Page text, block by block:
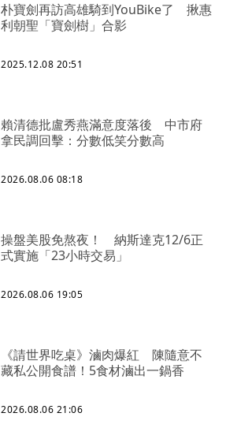
朴寶劍再訪高雄騎到YouBike了 揪惠
利朝聖「寶劍樹」合影
2025.12.08 20:51
賴清德批盧秀燕滿意度落後 中市府
拿民調回擊：分數低笑分數高
2026.08.06 08:18
操盤美股免熬夜！ 納斯達克12/6正
式實施「23小時交易」
2026.08.06 19:05
《請世界吃桌》滷肉爆紅 陳隨意不
藏私公開食譜！5食材滷出一鍋香
2026.08.06 21:06